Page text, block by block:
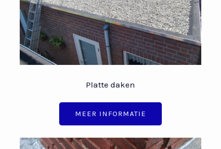
Platte daken
MEER INFORMATIE